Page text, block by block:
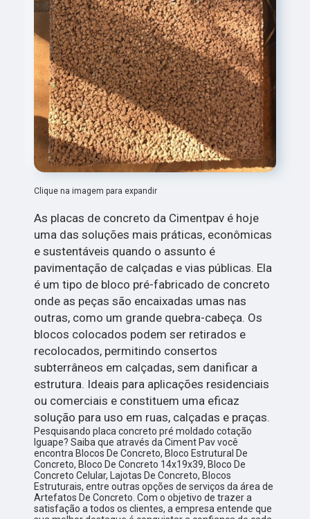
Clique na imagem para expandir
As placas de concreto da Cimentpav é hoje
uma das soluções mais práticas, econômicas
e sustentáveis quando o assunto é
pavimentação de calçadas e vias públicas. Ela
é um tipo de bloco pré-fabricado de concreto
onde as peças são encaixadas umas nas
outras, como um grande quebra-cabeça. Os
blocos colocados podem ser retirados e
recolocados, permitindo consertos
subterrâneos em calçadas, sem danificar a
estrutura. Ideais para aplicações residenciais
ou comerciais e constituem uma eficaz
solução para uso em ruas, calçadas e praças.
Pesquisando placa concreto pré moldado cotação
Iguape? Saiba que através da Ciment Pav você
encontra Blocos De Concreto, Bloco Estrutural De
Concreto, Bloco De Concreto 14x19x39, Bloco De
Concreto Celular, Lajotas De Concreto, Blocos
Estruturais, entre outras opções de serviços da área de
Artefatos De Concreto. Com o objetivo de trazer a
satisfação a todos os clientes, a empresa entende que